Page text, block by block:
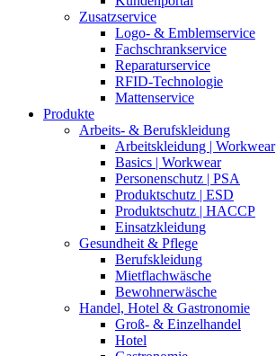
Zusatzservice
Logo- & Emblemservice
Fachschrankservice
Reparaturservice
RFID-Technologie
Mattenservice
Produkte
Arbeits- & Berufskleidung
Arbeitskleidung | Workwear
Basics | Workwear
Personenschutz | PSA
Produktschutz | ESD
Produktschutz | HACCP
Einsatzkleidung
Gesundheit & Pflege
Berufskleidung
Mietflachwäsche
Bewohnerwäsche
Handel, Hotel & Gastronomie
Groß- & Einzelhandel
Hotel